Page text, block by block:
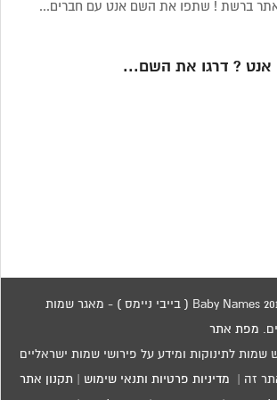
ברשת ! שתפו את השם אנט עם חברים...
? דרגו את השם...
כל הזכויות שמורות 2015 Baby Names ( בייבי ניימס ) - מאגר שמות
מפת אתר
שמות לתינוקות ומידע על פירושי שמות ישראליים
זה | מדיניות פרטיות ותנאי שימוש תקנון אתר